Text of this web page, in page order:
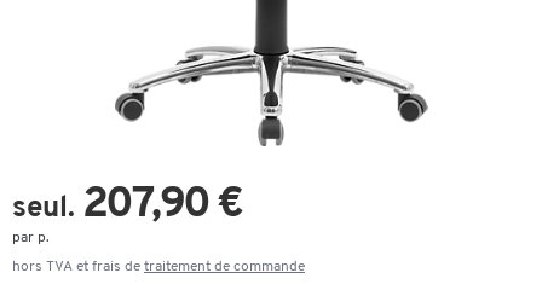
seul. 207,90 €
par p.
hors TVA et frais de traitement de commande